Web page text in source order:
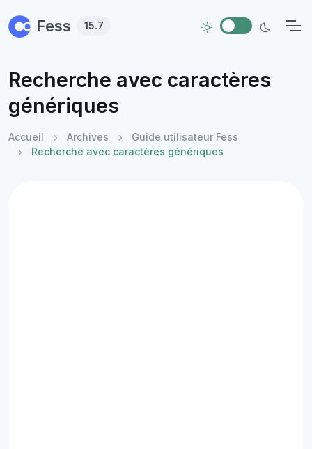
Fess 15.7
Recherche avec caractères
génériques
Accueil Archives
Guide utilisateur Fess
Recherche avec caractères génériques